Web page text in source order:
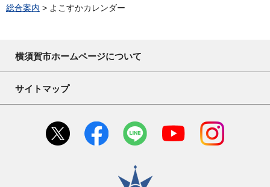
総合案内 > よこすかカレンダー
横須賀市ホームページについて
サイトマップ
横須賀市